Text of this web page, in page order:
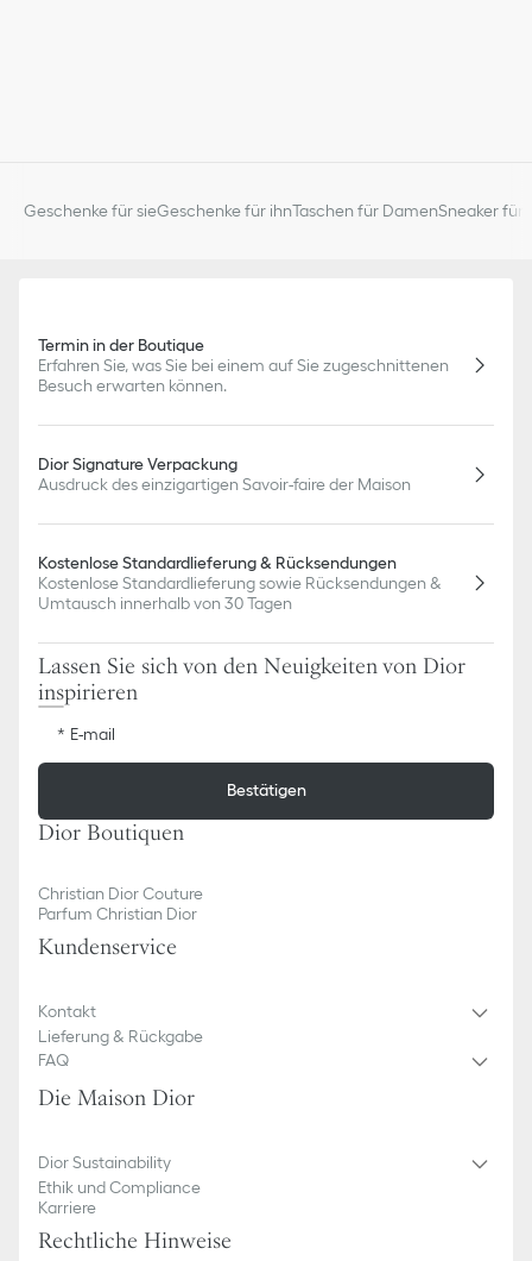
Geschenke für sieGeschenke für ihnTaschen für DamenSneaker für
Termin in der Boutique
Erfahren Sie, was Sie bei einem auf Sie zugeschnittenen
Besuch erwarten können.
Dior Signature Verpackung
Ausdruck des einzigartigen Savoir-faire der Maison
Kostenlose Standardlieferung & Rücksendungen
Kostenlose Standardlieferung sowie Rücksendungen &
Umtausch innerhalb von 30 Tagen
Lassen Sie sich von den Neuigkeiten von Dior
inspirieren
E-mail
Bestätigen
Dior Boutiquen
Christian Dior Couture
Parfum Christian Dior
Kundenservice
Kontakt
Lieferung & Rückgabe
FAQ
Die Maison Dior
Dior Sustainability
Ethik und Compliance
Karriere
Rechtliche Hinweise